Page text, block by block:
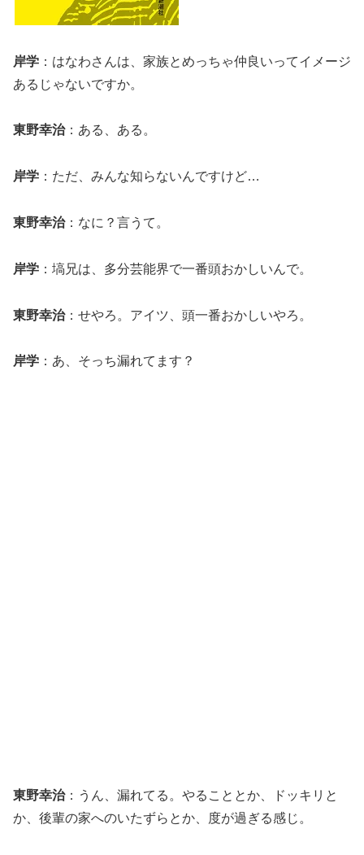
岸学 ：はなわさんは、家族とめっちゃ仲良いってイメージ
あるじゃないですか。
東野幸治：ある、ある。
岸学 ：ただ、みんな知らないんですけど…
東野幸治：なに？言うて。
岸学 ：塙兄は、多分芸能界で一番頭おかしいんで。
東野幸治：せやろ。アイツ、頭一番おかしいやろ。
岸学 ：あ、そっち漏れてます？
東野幸治：うん、漏れてる。やることとか、ドッキリと
か、後輩の家へのいたずらとか、度が過ぎる感じ。